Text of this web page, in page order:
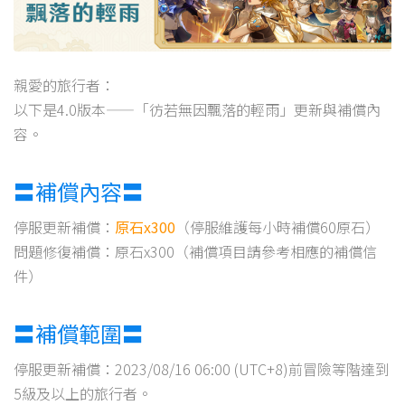
親愛的旅行者：
以下是4.0版本——「彷若無因飄落的輕雨」更新與補償內
容。
〓補償內容〓
停服更新補償： 原石x300 （停服維護每小時補償60原石）
問題修復補償：原石x300（補償項目請參考相應的補償信
件）
〓補償範圍〓
停服更新補償：2023/08/16 06:00 (UTC+8)前冒險等階達到
5級及以上的旅行者。